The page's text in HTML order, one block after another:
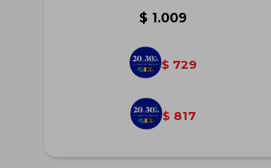
$ 1.009
$ 729
$ 817